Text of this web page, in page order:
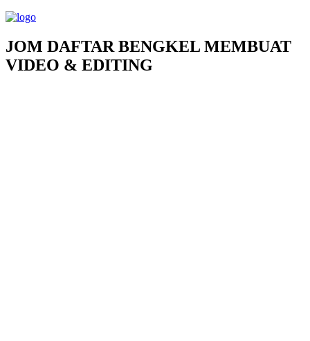
JOM DAFTAR BENGKEL MEMBUAT
VIDEO & EDITING